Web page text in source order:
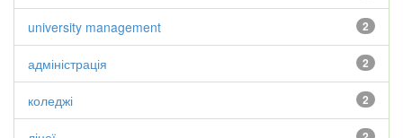
2
university management
2
адміністрація
2
коледжі